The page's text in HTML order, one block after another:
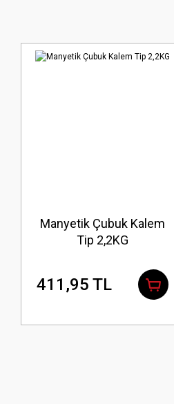
Manyetik Çubuk Kalem
Tip 2,2KG
411,95 TL